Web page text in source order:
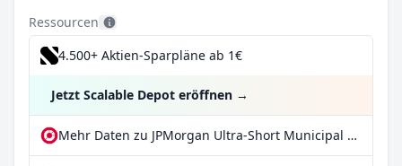
Ressourcen
4.500+ Aktien-Sparpläne ab 1€
Jetzt Scalable Depot eröffnen →
Mehr Daten zu JPMorgan Ultra-Short Municipal Income ETF bei extraETF